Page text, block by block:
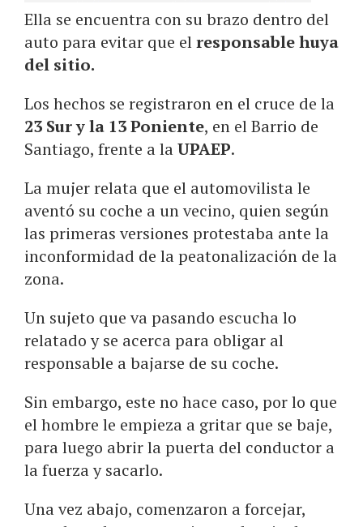
Ella se encuentra con su brazo dentro del
auto para evitar que elresponsable huya
del sitio.
Los hechos se registraron en el cruce de la
23 Sur y la 13 Poniente, en el Barrio de
Santiago, frente a laUPAEP.
La mujer relata que el automovilista le
aventó su coche a un vecino, quien según
las primeras versiones protestaba ante la
inconformidad de la peatonalización de la
zona.
Un sujeto que va pasando escucha lo
relatado y se acerca para obligar al
responsable a bajarse de su coche.
Sin embargo, este no hace caso, por lo que
el hombre le empieza a gritar que se baje,
para luego abrir la puerta del conductor a
la fuerza y sacarlo.
Una vez abajo, comenzaron a forcejar,